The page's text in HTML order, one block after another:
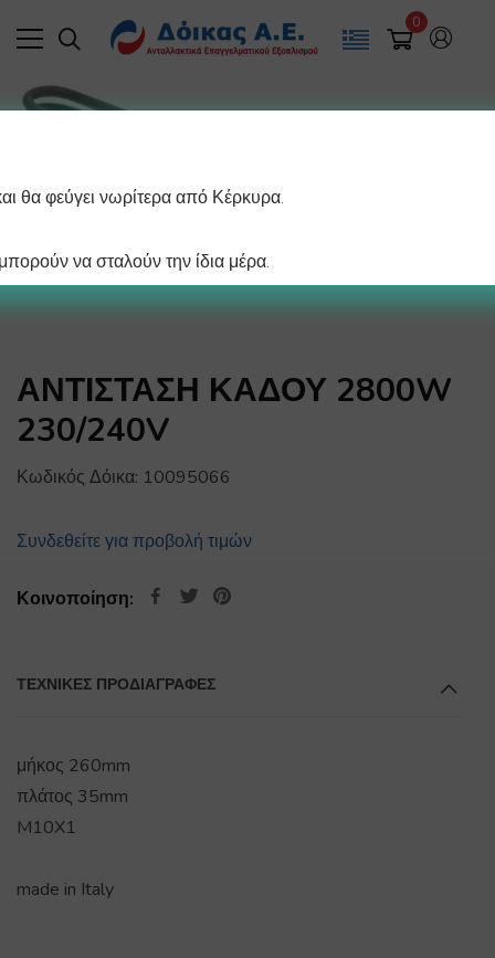
0
ΑΝΤΙΣΤΑΣΗ ΚΑΔΟΥ 2800W
230/240V
Κωδικός Δόικα: 10095066
Συνδεθείτε για προβολή τιμών
Κοινοποίηση:
ΤΕΧΝΙΚΕΣ ΠΡΟΔΙΑΓΡΑΦΕΣ
μήκος 260mm
πλάτος 35mm
M10X1
made in Italy
θα φεύγει νωρίτερα από Κέρκυρα.
να σταλούν την ίδια μέρα.